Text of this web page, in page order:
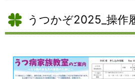
うつかぞ2025_操作